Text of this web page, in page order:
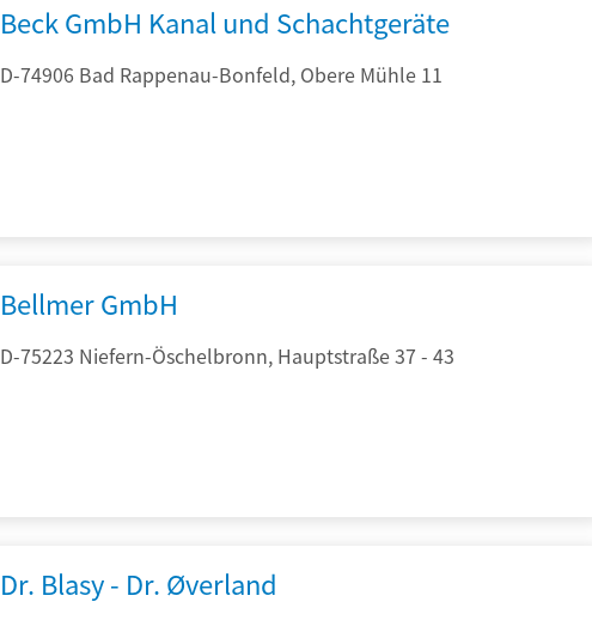
Beck GmbH Kanal und Schachtgeräte
D-74906 Bad Rappenau-Bonfeld, Obere Mühle 11
Bellmer GmbH
D-75223 Niefern-Öschelbronn, Hauptstraße 37 - 43
Dr. Blasy - Dr. Øverland